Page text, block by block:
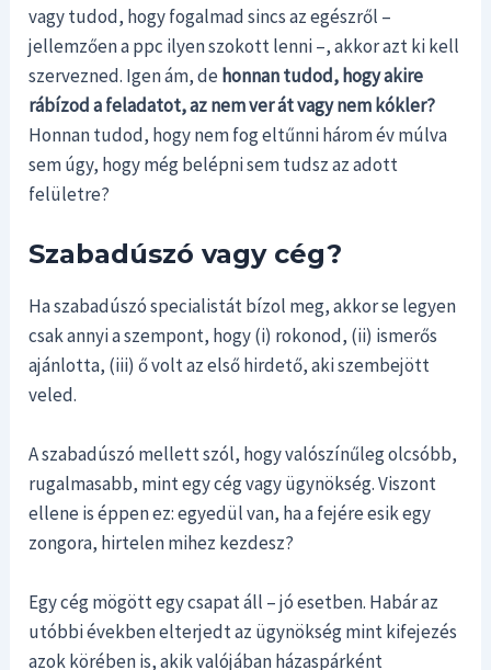
vagy tudod, hogy fogalmad sincs az egészről –
jellemzően a ppc ilyen szokott lenni –, akkor azt ki kell
szervezned. Igen ám, dehonnan tudod, hogy akire
rábízod a feladatot, az nem ver át vagy nem kókler?
Honnan tudod, hogy nem fog eltűnni három év múlva
sem úgy, hogy még belépni sem tudsz az adott
felületre?
Szabadúszó vagy cég?
Ha szabadúszó specialistát bízol meg, akkor se legyen
csak annyi a szempont, hogy (i) rokonod, (ii) ismerős
ajánlotta, (iii) ő volt az első hirdető, aki szembejött
veled.
A szabadúszó mellett szól, hogy valószínűleg olcsóbb,
rugalmasabb, mint egy cég vagy ügynökség. Viszont
ellene is éppen ez: egyedül van, ha a fejére esik egy
zongora, hirtelen mihez kezdesz?
Egy cég mögött egy csapat áll – jó esetben. Habár az
utóbbi években elterjedt az ügynökség mint kifejezés
azok körében is, akik valójában házaspárként